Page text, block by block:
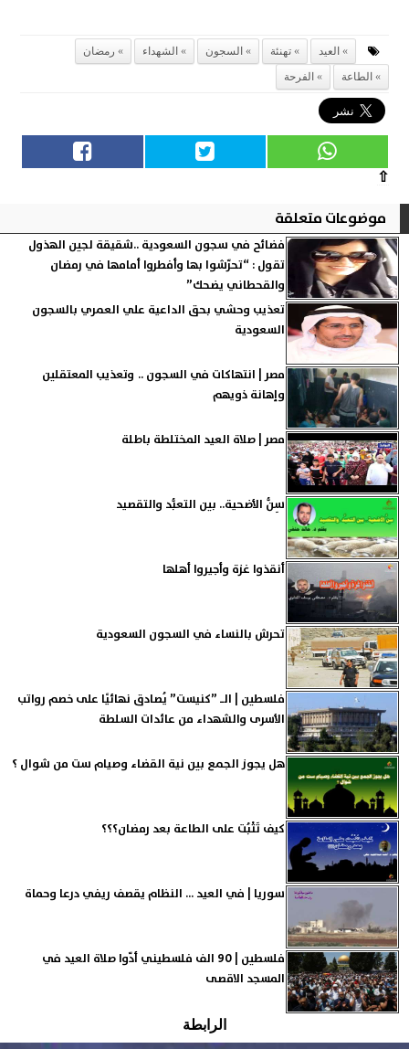
العيد تهنئة السجون الشهداء
رمضان
الطاعة
الفرحة
⇧
موضوعات متعلقة
فضائح في سجون السعودية ..شقيقة لجين الهذول
تقول : “تحرّشوا بها وأفطروا أمامها في رمضان
والقحطاني يضحك”
تعذيب وحشي بحق الداعية علي العمري بالسجون
السعودية
مصر | انتهاكات في السجون .. وتعذيب المعتقلين
وإهانة ذويهم
مصر | صلاة العيد المختلطة باطلة
سِنُّ الأضحية.. بين التعبُّد والتقصيد
أنقذوا غزة وأجيروا أهلها
تحرش بالنساء في السجون السعودية
فلسطين | الـ ”كنيست” يُصادق نهائيًا على خصم رواتب
الأسرى والشهداء من عائدات السلطة
هل يجوز الجمع بين نية القضاء وصيام ست من شوال ؟
كيف تَثْبُت على الطاعة بعد رمضان؟؟؟
سوريا | في العيد ... النظام يقصف ريفي درعا وحماة
فلسطين | 90 الف فلسطيني أدّوا صلاة العيد في
المسجد الاقصى
الرابطة